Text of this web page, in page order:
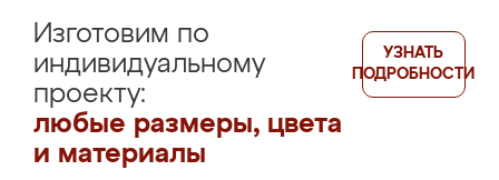
Изготовим по
индивидуальному
проекту:
любые размеры, цвета
и материалы
УЗНАТЬ
ПОДРОБНОСТИ